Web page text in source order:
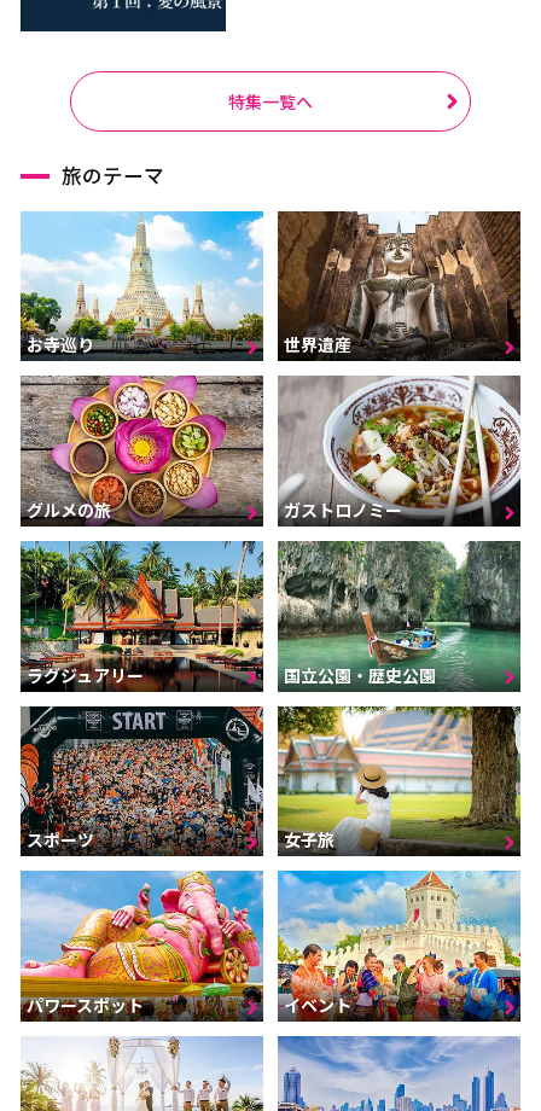
特集一覧へ
旅のテーマ
お寺巡り 世界遺産
グルメの旅 ガストロノミー
ラグジュアリー 国立公園・歴史公園
スポーツ 女子旅
パワースポット イベント